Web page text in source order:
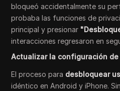
bloqueó accidentalmente su
probaba las funciones de
principal y presionar
interacciones regresaron en
Actualizar la configuración
El proceso para desbloquear
idéntico en Android y iPhone.